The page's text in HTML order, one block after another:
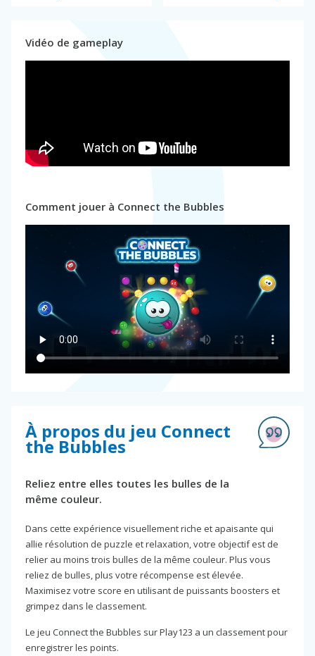
Vidéo de gameplay
Comment jouer à Connect the Bubbles
À propos du jeu Connect
the Bubbles
Reliez entre elles toutes les bulles de la
même couleur.
Dans cette expérience visuellement riche et apaisante qui
allie résolution de puzzle et relaxation, votre objectif est de
relier au moins trois bulles de la même couleur. Plus vous
reliez de bulles, plus votre récompense est élevée.
Maximisez votre score en utilisant de puissants boosters et
grimpez dans le classement.
Le jeu Connect the Bubbles sur Play123 a un classement pour
enregistrer les points.